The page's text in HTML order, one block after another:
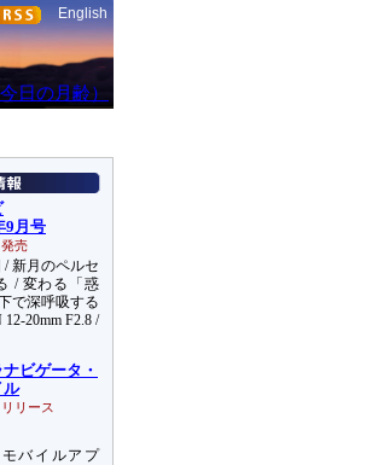
English
9月号
売
/ 新月のペルセ
/ 変わる「惑
で深呼吸する
20mm F2.8 /
ビゲータ・
ル
リース
バイルアプ